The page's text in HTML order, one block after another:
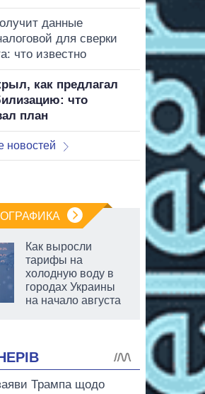
данные
для сверки
что известно
как предлагал
что
план
новостей
Как выросли
тарифы на
холодную воду в
городах Украины
на начало августа